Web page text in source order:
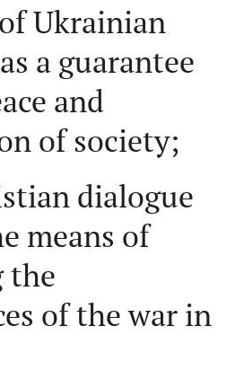
Ukrainian
a guarantee
and
of society;
dialogue
means of
the
of the war in